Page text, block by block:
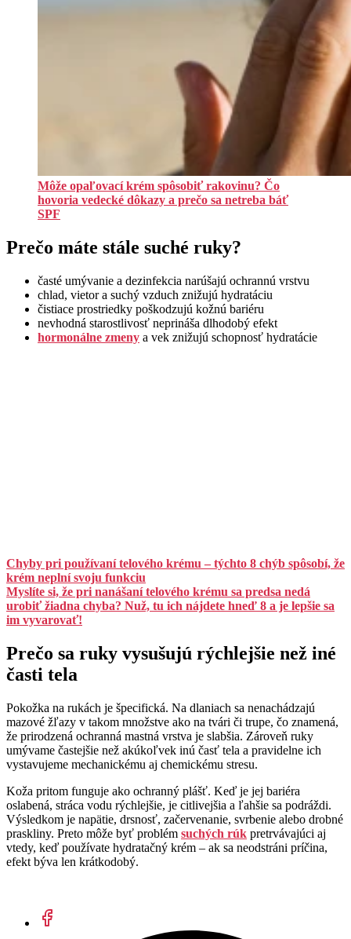
Môže opaľovací krém spôsobiť rakovinu? Čo
hovoria vedecké dôkazy a prečo sa netreba báť
SPF
Prečo máte stále suché ruky?
časté umývanie a dezinfekcia narúšajú ochrannú vrstvu
chlad, vietor a suchý vzduch znižujú hydratáciu
čistiace prostriedky poškodzujú kožnú bariéru
nevhodná starostlivosť neprináša dlhodobý efekt
hormonálne zmeny a vek znižujú schopnosť hydratácie
Chyby pri používaní telového krému – týchto 8 chýb spôsobí, že
krém neplní svoju funkciu
Myslíte si, že pri nanášaní telového krému sa predsa nedá
urobiť žiadna chyba? Nuž, tu ich nájdete hneď 8 a je lepšie sa
im vyvarovať!
Prečo sa ruky vysušujú rýchlejšie než iné
časti tela
Pokožka na rukách je špecifická. Na dlaniach sa nenachádzajú
mazové žľazy v takom množstve ako na tvári či trupe, čo znamená,
že prirodzená ochranná mastná vrstva je slabšia. Zároveň ruky
umývame častejšie než akúkoľvek inú časť tela a pravidelne ich
vystavujeme mechanickému aj chemickému stresu.
Koža pritom funguje ako ochranný plášť. Keď je jej bariéra
oslabená, stráca vodu rýchlejšie, je citlivejšia a ľahšie sa podráždi.
Výsledkom je napätie, drsnosť, začervenanie, svrbenie alebo drobné
praskliny. Preto môže byť problém suchých rúk pretrvávajúci aj
vtedy, keď používate hydratačný krém – ak sa neodstráni príčina,
efekt býva len krátkodobý.